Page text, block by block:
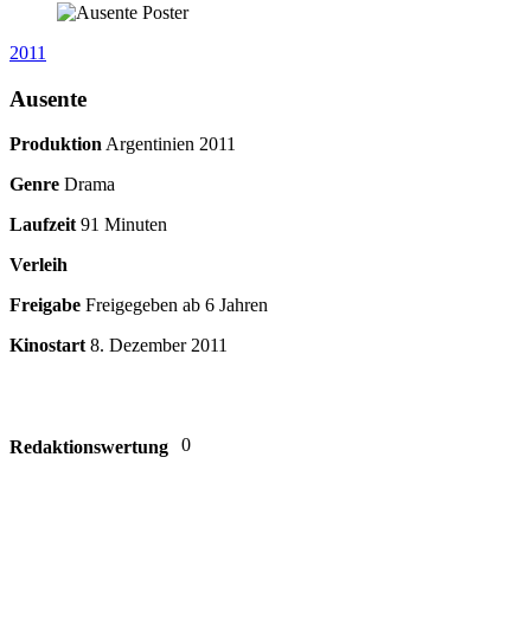
2011
Ausente
ProduktionArgentinien 2011
Genre Drama
Laufzeit91 Minuten
Verleih
Freigabe Freigegeben ab 6 Jahren
Kinostart 8. Dezember 2011
Redaktionswertung 0